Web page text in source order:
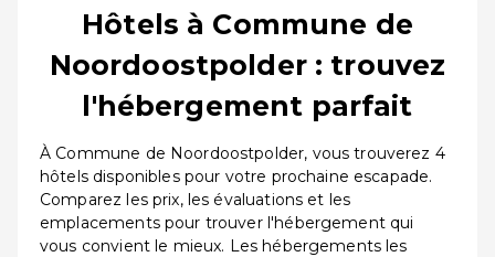
Hôtels à Commune de
Noordoostpolder : trouvez
l'hébergement parfait
À Commune de Noordoostpolder, vous trouverez 4
hôtels disponibles pour votre prochaine escapade.
Comparez les prix, les évaluations et les
emplacements pour trouver l'hébergement qui
vous convient le mieux. Les hébergements les